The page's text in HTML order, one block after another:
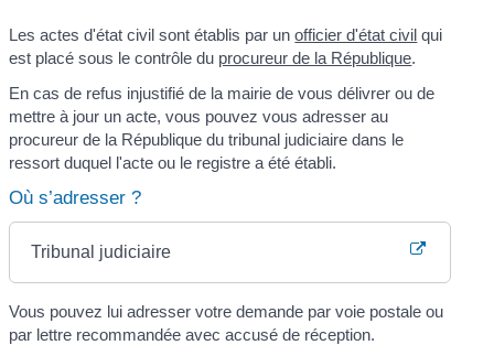
Les actes d'état civil sont établis par unofficier d'état civil qui
est placé sous le contrôle du procureur de la République.
En cas de refus injustifié de la mairie de vous délivrer ou de
mettre à jour un acte, vous pouvez vous adresser au
procureur de la République du tribunal judiciaire dans le
ressort duquel l'acte ou le registre a été établi.
Où s’adresser ?
Tribunal judiciaire
Vous pouvez lui adresser votre demande par voie postale ou
par lettre recommandée avec accusé de réception.